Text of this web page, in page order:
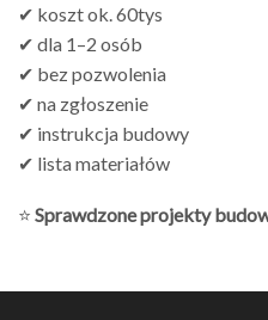
✔ koszt ok. 60tys
✔ dla 1–2 osób
✔ bez pozwolenia
✔ na zgłoszenie
✔ instrukcja budowy
✔ lista materiałów
⭐ Sprawdzone projekty